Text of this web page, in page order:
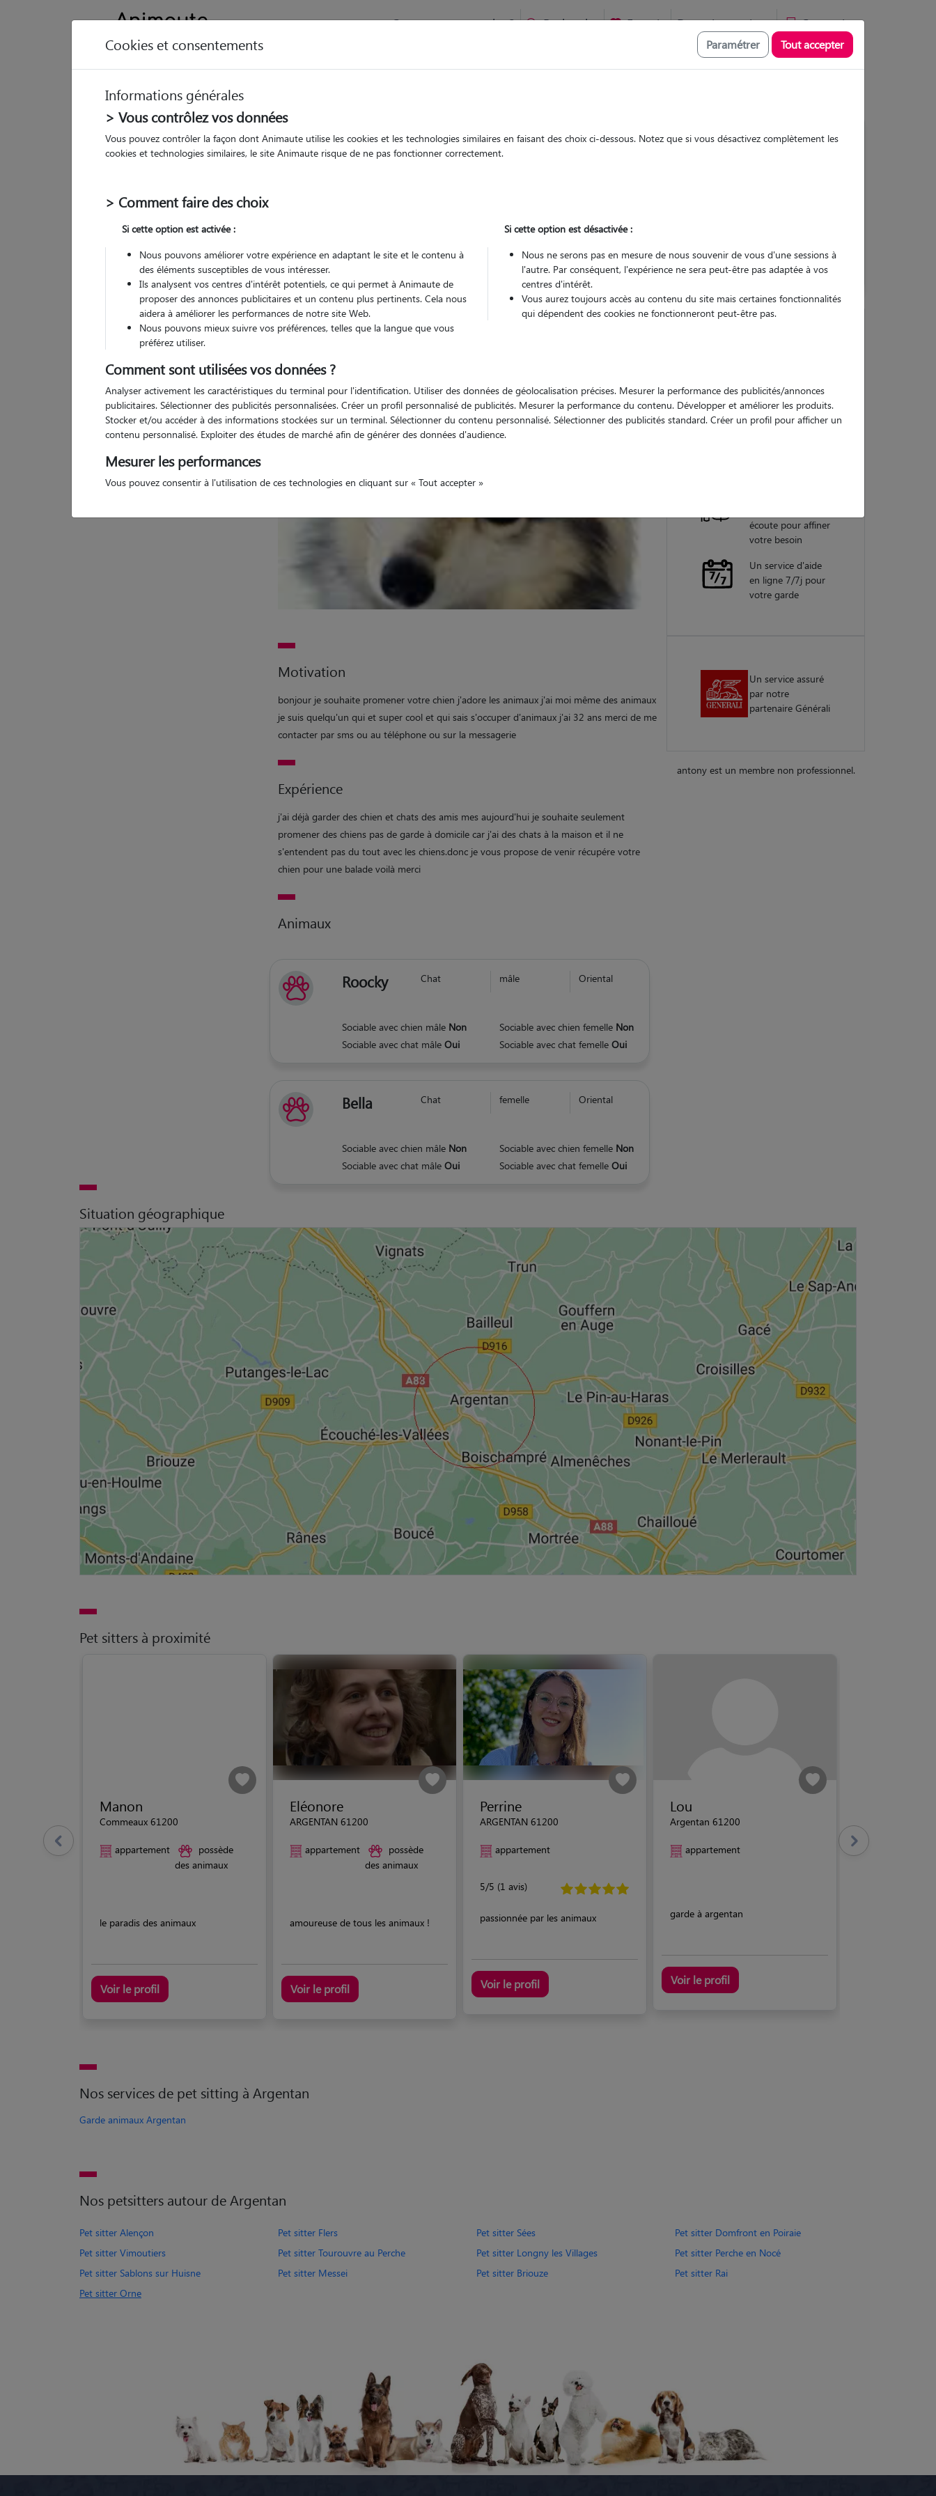
Comment ça marche ? Recherche Favoris Devenir pet sitter Connexion
Antony
Motivation
bonjour je souhaite promener votre chien j'adore les animaux j'ai moi même des animaux
je suis quelqu'un qui et super cool et qui sais s'occuper d'animaux j'ai 32 ans merci de me
contacter par sms ou au téléphone ou sur la messagerie
Expérience
j'ai déjà garder des chien et chats des amis mes aujourd'hui je souhaite seulement
promener des chiens pas de garde à domicile car j'ai des chats à la maison et il ne
s'entendent pas du tout avec les chiens.donc je vous propose de venir récupére votre
chien pour une balade voilà merci
Animaux
Roocky Chat mâle Oriental
Sociable avec chien mâle Non Sociable avec chien femelle Non
Sociable avec chat mâle Oui Sociable avec chat femelleOui
Bella Chat femelle Oriental
Sociable avec chien mâle Non Sociable avec chien femelle Non
Sociable avec chat mâle Oui Sociable avec chat femelleOui
garanties
écoute pour affiner
votre besoin
Un service d'aide
en ligne 7/7j pour
votre garde
Un service assuré
par notre
partenaire Générali
antony est un membre non professionnel.
Situation géographique
Pet sitters à proximité
Manon
Commeaux 61200
appartement
possède
des animaux
le paradis des animaux
Voir le profil
Eléonore
ARGENTAN 61200
appartement
possède
des animaux
amoureuse de tous les animaux !
Voir le profil
Perrine
ARGENTAN 61200
appartement
5/5 (1 avis)
passionnée par les animaux
Voir le profil
Lou
Argentan 61200
appartement
garde à argentan
Voir le profil
Nos services de pet sitting à Argentan
Garde animaux Argentan
Nos petsitters autour de Argentan
Pet sitter Alençon Pet sitter Flers Pet sitter Sées
Pet sitter Domfront en Poiraie
Pet sitter Vimoutiers
Pet sitter Tourouvre au Perche Pet sitter Longny les Villages
Pet sitter Perche en Nocé
Pet sitter Sablons sur Huisne
Pet sitter Messei Pet sitter Briouze
Pet sitter Rai
Pet sitter Orne
Cookies et consentements Paramétrer Tout accepter
Informations générales
> Vous contrôlez vos données
Vous pouvez contrôler la façon dont Animaute utilise les cookies et les technologies similaires en faisant des choix ci-dessous. Notez que si vous désactivez complètement les
cookies et technologies similaires, le site Animaute risque de ne pas fonctionner correctement.
> Comment faire des choix
Si cette option est activée :
Nous pouvons améliorer votre expérience en adaptant le site et le contenu à
des éléments susceptibles de vous intéresser.
Ils analysent vos centres d'intérêt potentiels, ce qui permet à Animaute de
proposer des annonces publicitaires et un contenu plus pertinents. Cela nous
aidera à améliorer les performances de notre site Web.
Nous pouvons mieux suivre vos préférences, telles que la langue que vous
préférez utiliser.
Si cette option est désactivée :
Nous ne serons pas en mesure de nous souvenir de vous d'une sessions à
l'autre. Par conséquent, l'expérience ne sera peut-être pas adaptée à vos
centres d'intérêt.
Vous aurez toujours accès au contenu du site mais certaines fonctionnalités
qui dépendent des cookies ne fonctionneront peut-être pas.
Comment sont utilisées vos données ?
Analyser activement les caractéristiques du terminal pour l'identification. Utiliser des données de géolocalisation précises. Mesurer la performance des publicités/annonces
publicitaires. Sélectionner des publicités personnalisées. Créer un profil personnalisé de publicités. Mesurer la performance du contenu. Développer et améliorer les produits.
Stocker et/ou accéder à des informations stockées sur un terminal. Sélectionner du contenu personnalisé. Sélectionner des publicités standard. Créer un profil pour afficher un
contenu personnalisé. Exploiter des études de marché afin de générer des données d'audience.
Mesurer les performances
Vous pouvez consentir à l'utilisation de ces technologies en cliquant sur « Tout accepter »